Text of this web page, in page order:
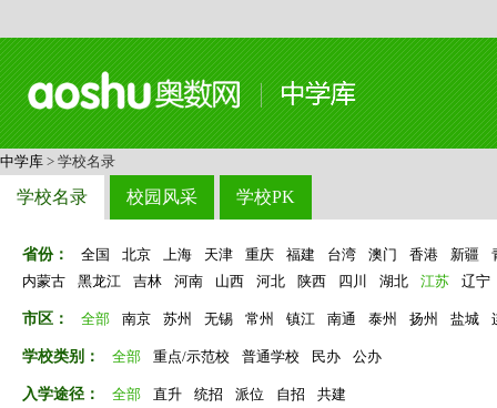
中学库 > 学校名录
学校名录 校园风采 学校PK
省份： 全国 北京 上海 天津 重庆 福建 台湾 澳门 香港 新疆
内蒙古
黑龙江 吉林 河南 山西 河北 陕西 四川 湖北 江苏 辽宁
市区： 全部 南京 苏州 无锡 常州 镇江 南通 泰州 扬州 盐城
学校类别： 全部 重点/示范校 普通学校 民办 公办
入学途径： 全部 直升 统招 派位 自招 共建